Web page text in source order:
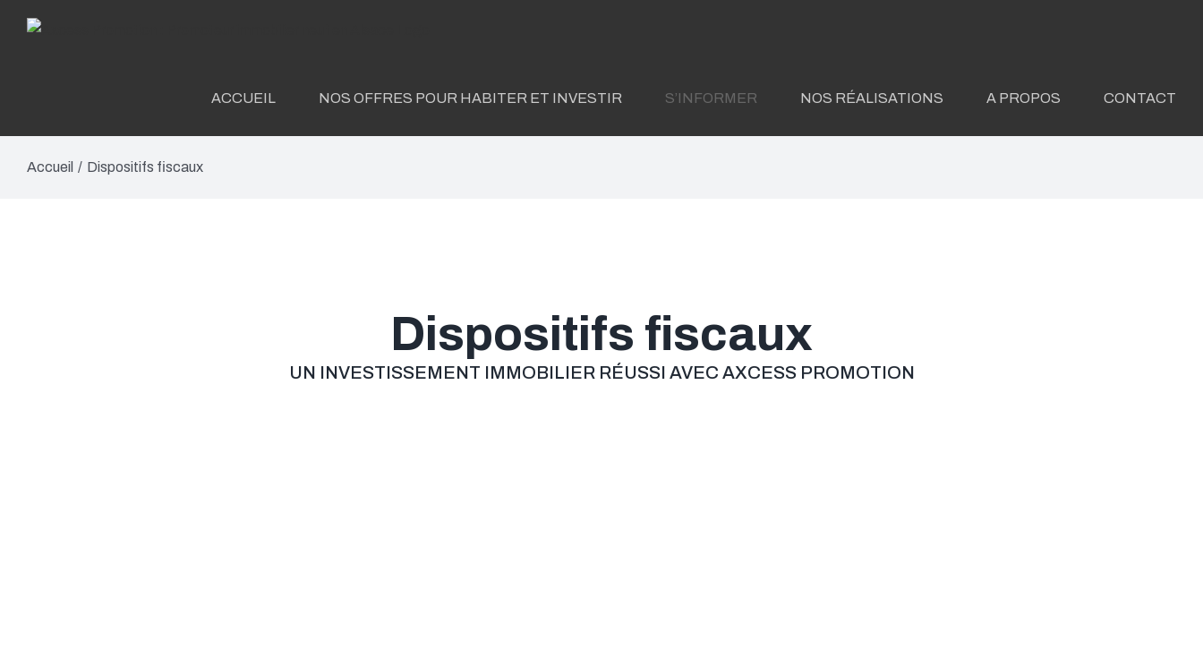
ACCUEIL NOS OFFRES POUR HABITER ET INVESTIR S’INFORMER NOS RÉALISATIONS A PROPOS CONTACT
Accueil / Dispositifs fiscaux
Dispositifs fiscaux
UN INVESTISSEMENT IMMOBILIER RÉUSSI AVEC AXCESS PROMOTION